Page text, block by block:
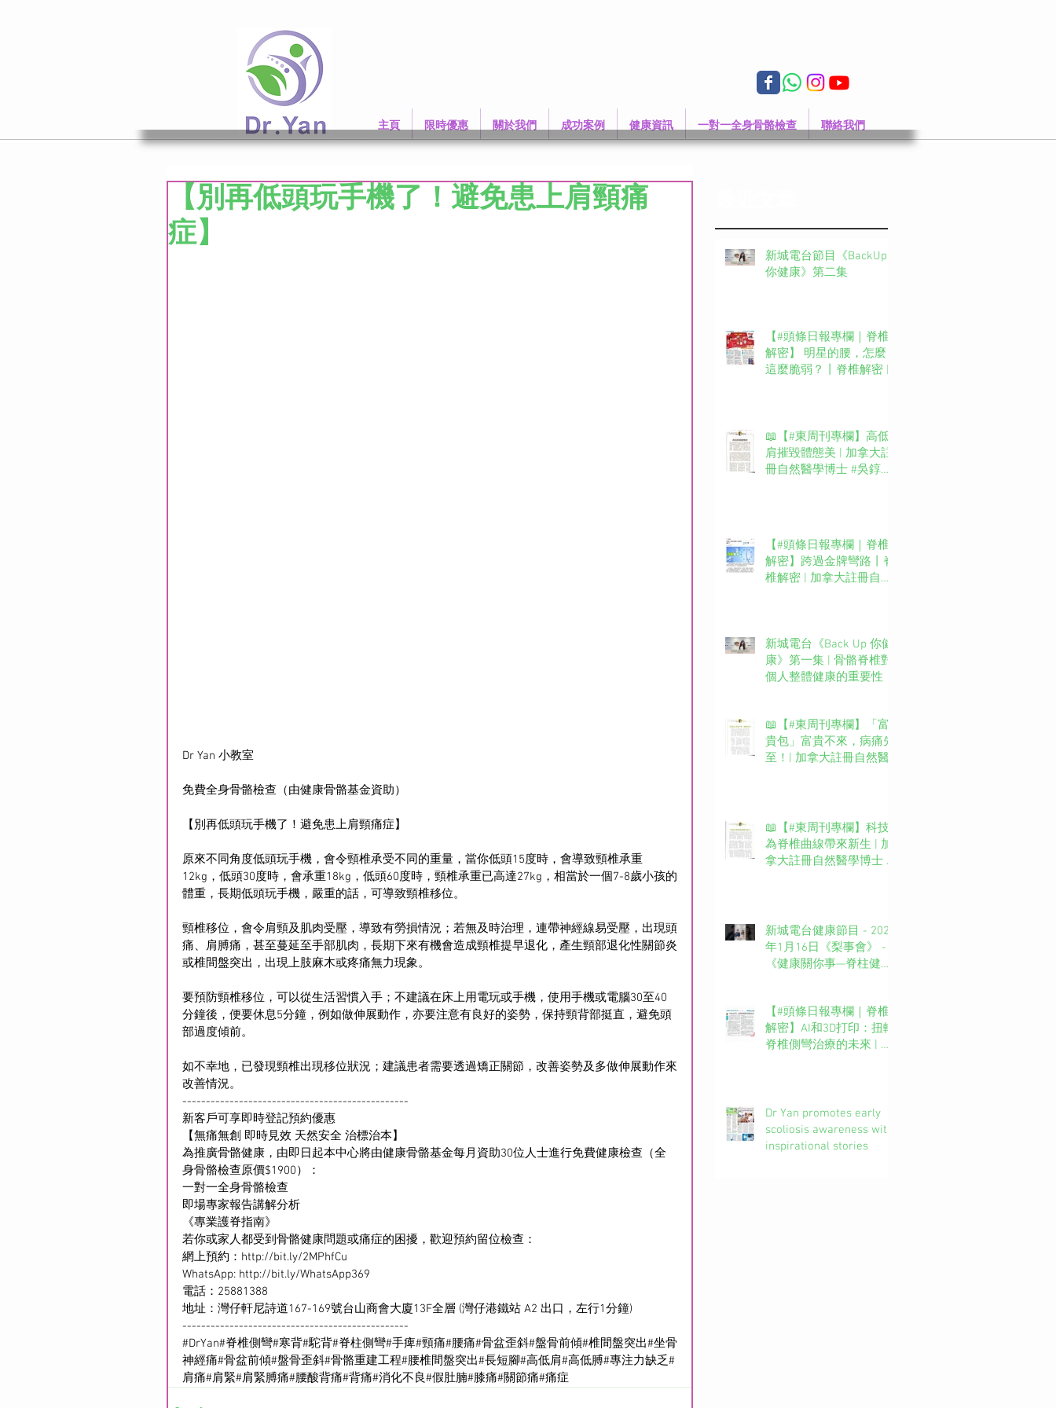
主頁 限時優惠 關於我們 成功案例 健康資訊 一對一全身骨骼檢查 聯絡我們
【別再低頭玩手機了！避免患上肩頸痛
症】
Dr Yan 小教室
免費全身骨骼檢查（由健康骨骼基金資助）
【別再低頭玩手機了！避免患上肩頸痛症】
原來不同角度低頭玩手機，會令頸椎承受不同的重量，當你低頭15度時，會導致頸椎承重
12kg，低頭30度時，會承重18kg，低頭60度時，頸椎承重已高達27kg，相當於一個7-8歲小孩的
體重，長期低頭玩手機，嚴重的話，可導致頸椎移位。
頸椎移位，會令肩頸及肌肉受壓，導致有勞損情況；若無及時治理，連帶神經線易受壓，出現頭
痛、肩膊痛，甚至蔓延至手部肌肉，長期下來有機會造成頸椎提早退化，產生頸部退化性關節炎
或椎間盤突出，出現上肢麻木或疼痛無力現象。
要預防頸椎移位，可以從生活習慣入手；不建議在床上用電玩或手機，使用手機或電腦30至40
分鐘後，便要休息5分鐘，例如做伸展動作，亦要注意有良好的姿勢，保持頸背部挺直，避免頭
部過度傾前。
如不幸地，已發現頸椎出現移位狀況；建議患者需要透過矯正關節，改善姿勢及多做伸展動作來
改善情況。
------------------------------------------------
新客戶可享即時登記預約優惠
【無痛無創 即時見效 天然安全 治標治本】
為推廣骨骼健康，由即日起本中心將由健康骨骼基金每月資助30位人士進行免費健康檢查（全
身骨骼檢查原價$1900）：
一對一全身骨骼檢查
即場專家報告講解分析
《專業護脊指南》
若你或家人都受到骨骼健康問題或痛症的困擾，歡迎預約留位檢查：
網上預約： http://bit.ly/2MPhfCu
WhatsApp: http://bit.ly/WhatsApp369
電話：25881388
地址：灣仔軒尼詩道167-169號台山商會大廈13F全層 (灣仔港鐵站 A2 出口，左行1分鐘)
------------------------------------------------
#DrYan#脊椎側彎#寒背#駝背#脊柱側彎#手痺#頸痛#腰痛#骨盆歪斜#盤骨前傾#椎間盤突出#坐骨
神經痛#骨盆前傾#盤骨歪斜#骨骼重建工程#腰椎間盤突出#長短腳#高低肩#高低膊#專注力缺乏#
肩痛#肩緊#肩緊膊痛#腰酸背痛#背痛#消化不良#假肚腩#膝痛#關節痛#痛症
新城電台節目《BackUp
你健康》第二集
【#頭條日報專欄｜脊椎
解密】 明星的腰，怎麼
這麼脆弱？丨脊椎解密 |
📖【#東周刊專欄】高低
肩摧毀體態美 | 加拿大註
冊自然醫學博士 #吳錞銦
【#頭條日報專欄｜脊椎
解密】跨過金牌彎路丨脊
椎解密 | 加拿大註冊自然
新城電台《Back Up 你健
康》第一集 | 骨骼脊椎對
個人整體健康的重要性
📖【#東周刊專欄】「富
貴包」富貴不來，病痛先
至！| 加拿大註冊自然醫
📖【#東周刊專欄】科技
為脊椎曲線帶來新生 | 加
拿大註冊自然醫學博士 #
新城電台健康節目 - 2025
年1月16日《梨事會》 -
《健康關你事—脊柱健康
台長 葉文輝Barry Ip (啤
梨）嘉賓主持：吳錞銦博
士Dr. Yan
【#頭條日報專欄｜脊椎
解密】AI和3D打印：扭轉
脊椎側彎治療的未來 | 脊
Dr Yan promotes early
scoliosis awareness with
inspirational stories